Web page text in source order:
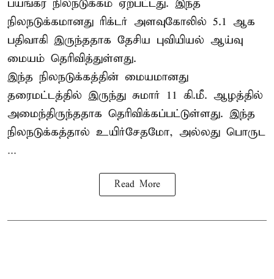
பயங்கர நிலநடுக்கம் ஏற்பட்டது. இந்த
நிலநடுக்கமானது ரிக்டர் அளவுகோலில் 5.1 ஆக
பதிவாகி இருந்ததாக தேசிய புவியியல் ஆய்வு
மையம் தெரிவித்துள்ளது.
இந்த நிலநடுக்கத்தின் மையமானது
தரைமட்டத்தில் இருந்து சுமார் 11 கி.மீ. ஆழத்தில்
அமைந்திருந்ததாக தெரிவிக்கப்பட்டுள்ளது. இந்த
நிலநடுக்கத்தால் உயிர்சேதமோ, அல்லது பொருட
...
Read More